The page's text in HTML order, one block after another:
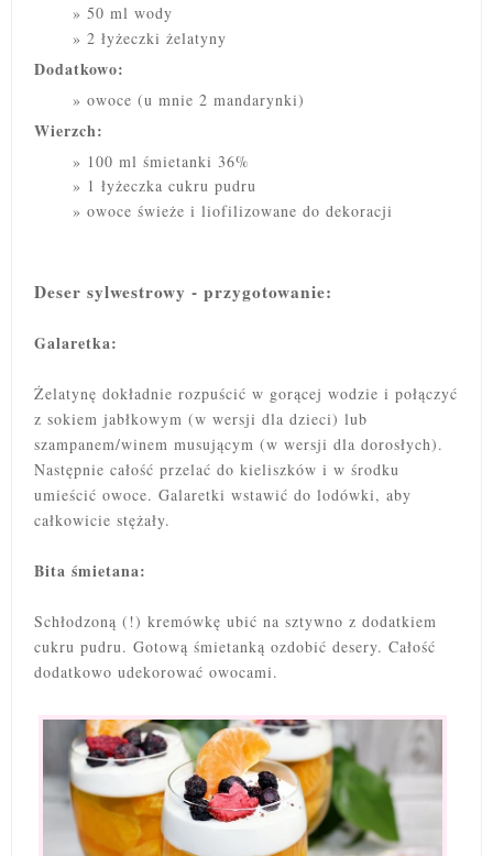
50 ml wody
2 łyżeczki żelatyny
Dodatkowo:
owoce (u mnie 2 mandarynki)
Wierzch:
100 ml śmietanki 36%
1 łyżeczka cukru pudru
owoce świeże i liofilizowane do dekoracji
Deser sylwestrowy - przygotowanie:
Galaretka:
Żelatynę dokładnie rozpuścić w gorącej wodzie i połączyć
z sokiem jabłkowym (w wersji dla dzieci) lub
szampanem/winem musującym (w wersji dla dorosłych).
Następnie całość przelać do kieliszków i w środku
umieścić owoce. Galaretki wstawić do lodówki, aby
całkowicie stężały.
Bita śmietana:
Schłodzoną (!) kremówkę ubić na sztywno z dodatkiem
cukru pudru. Gotową śmietanką ozdobić desery. Całość
dodatkowo udekorować owocami.